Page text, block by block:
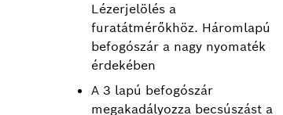
Lézerjelölés a
furatátmérőkhöz. Háromlapú
befogószár a nagy nyomaték
érdekében
A 3 lapú befogószár
megakadályozza becsúszást a